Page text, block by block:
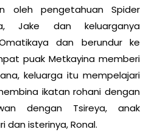
oleh pengetahuan Spider
Jake dan keluarganya
dan berundur ke
puak Metkayina memberi
keluarga itu mempelajari
ikatan rohani dengan
dengan Tsireya, anak
dan isterinya, Ronal.